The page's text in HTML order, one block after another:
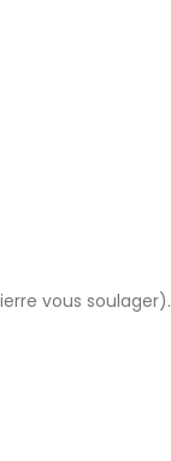
vous soulager).